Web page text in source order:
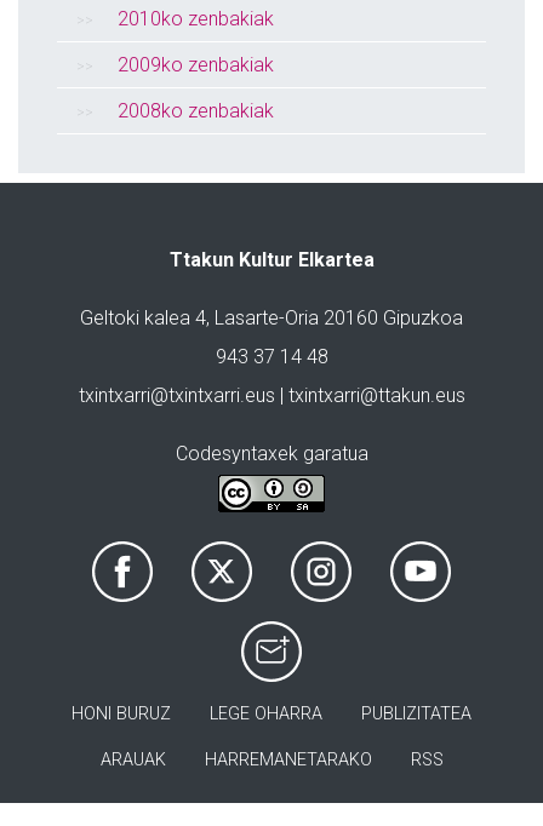
2010ko zenbakiak
2009ko zenbakiak
2008ko zenbakiak
Ttakun Kultur Elkartea
Geltoki kalea 4, Lasarte-Oria 20160 Gipuzkoa
943 37 14 48
txintxarri@txintxarri.eus | txintxarri@ttakun.eus
Codesyntaxek garatua
HONI BURUZ LEGE OHARRA PUBLIZITATEA
ARAUAK HARREMANETARAKO RSS